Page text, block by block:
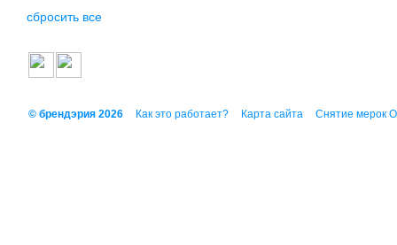
сбросить все
© брендэрия 2026 Как это работает? Карта сайта Снятие мерок